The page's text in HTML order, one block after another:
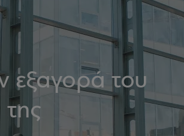
εξαγορά του